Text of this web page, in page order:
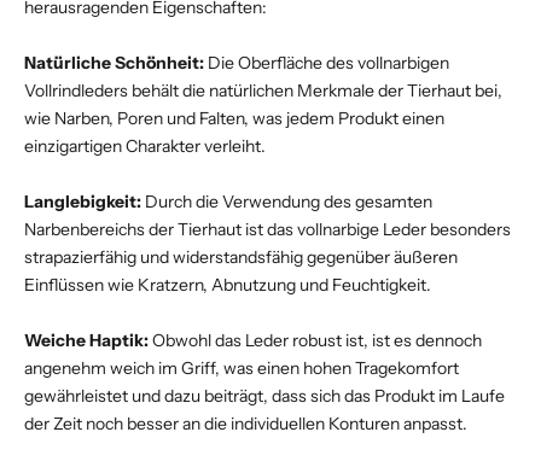
herausragenden Eigenschaften:
Natürliche Schönheit: Die Oberfläche des vollnarbigen
Vollrindleders behält die natürlichen Merkmale der Tierhaut bei,
wie Narben, Poren und Falten, was jedem Produkt einen
einzigartigen Charakter verleiht.
Langlebigkeit: Durch die Verwendung des gesamten
Narbenbereichs der Tierhaut ist das vollnarbige Leder besonders
strapazierfähig und widerstandsfähig gegenüber äußeren
Einflüssen wie Kratzern, Abnutzung und Feuchtigkeit.
Weiche Haptik:Obwohl das Leder robust ist, ist es dennoch
angenehm weich im Griff, was einen hohen Tragekomfort
gewährleistet und dazu beiträgt, dass sich das Produkt im Laufe
der Zeit noch besser an die individuellen Konturen anpasst.